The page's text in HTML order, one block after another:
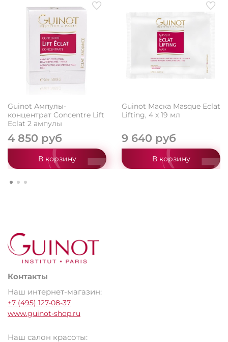
Guinot Ампулы-
концентрат Concentre Lift
Eclat 2 ампулы
4 850 руб
В корзину
Guinot Маска Masque Eclat
Lifting, 4 x 19 мл
9 640 руб
В корзину
Контакты
Наш интернет-магазин:
+7 (495) 127-08-37
www.guinot-shop.ru
Наш салон красоты: